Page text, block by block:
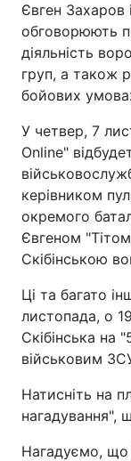
Євген Захаров
обговорюють
діяльність
груп, а також
бойових
У четвер, 7
Online"
керівником
окремого
Євгеном
Скібінською
Ці та багато
листопада, о
Скібінська на
військовим
Натисніть на
нагадування",
Нагадуємо, що